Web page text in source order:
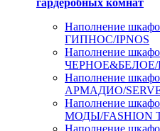
гардеробных комнат
Наполнение
ГИПНОС/IPNOS
Наполнение
ЧЕРНОЕ&БЕЛОЕ/
Наполнение
АРМАДИО/
Наполнение
МОДЫ/FASHION
Наполнение